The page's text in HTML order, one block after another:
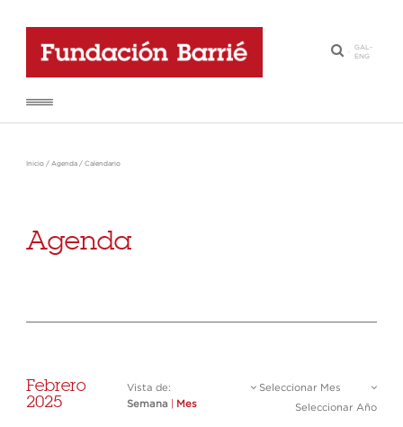
·
GAL-
ENG
Inicio / Agenda / Calendario
Agenda
Febrero
2025
Vista de:
Semana
Mes
Seleccionar Mes
Seleccionar Año